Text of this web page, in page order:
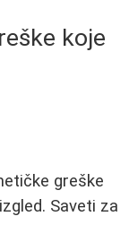
koje
greške
Saveti za